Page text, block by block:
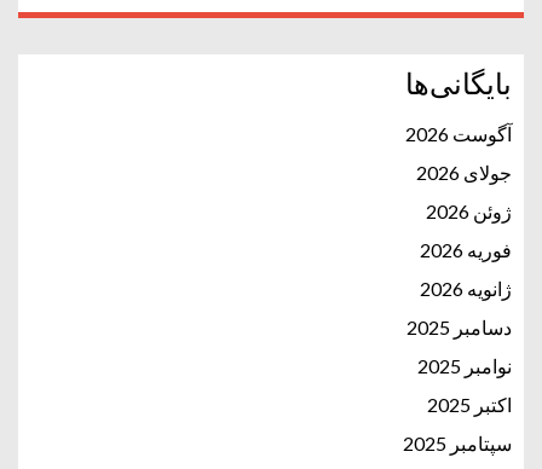
بایگانی‌ها
آگوست 2026
جولای 2026
ژوئن 2026
فوریه 2026
ژانویه 2026
دسامبر 2025
نوامبر 2025
اکتبر 2025
سپتامبر 2025